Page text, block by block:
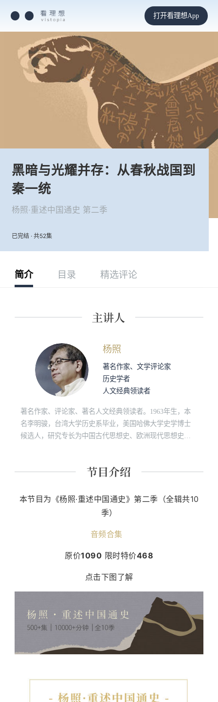
打开看理想App
黑暗与光耀并存：从春秋战国到
秦一统
杨照·重述中国通史 第二季
已完结 · 共52集
简介 目录 精选评论
杨照
著名作家、文学评论家
历史学者
人文经典领读者
著名作家、评论家、著名人文经典领读者。1963年生，本
名李明骏，台湾大学历史系毕业，美国哈佛大学史学博士
候选人，研究专长为中国古代思想史、欧洲现代思想史、
《故事照亮未来》《想乐：聆听音符背后的美丽心灵》
本节目为《杨照·重述中国通史》第二季（全辑共10
季）
音频合集
原价1090 限时特价468
点击下图了解